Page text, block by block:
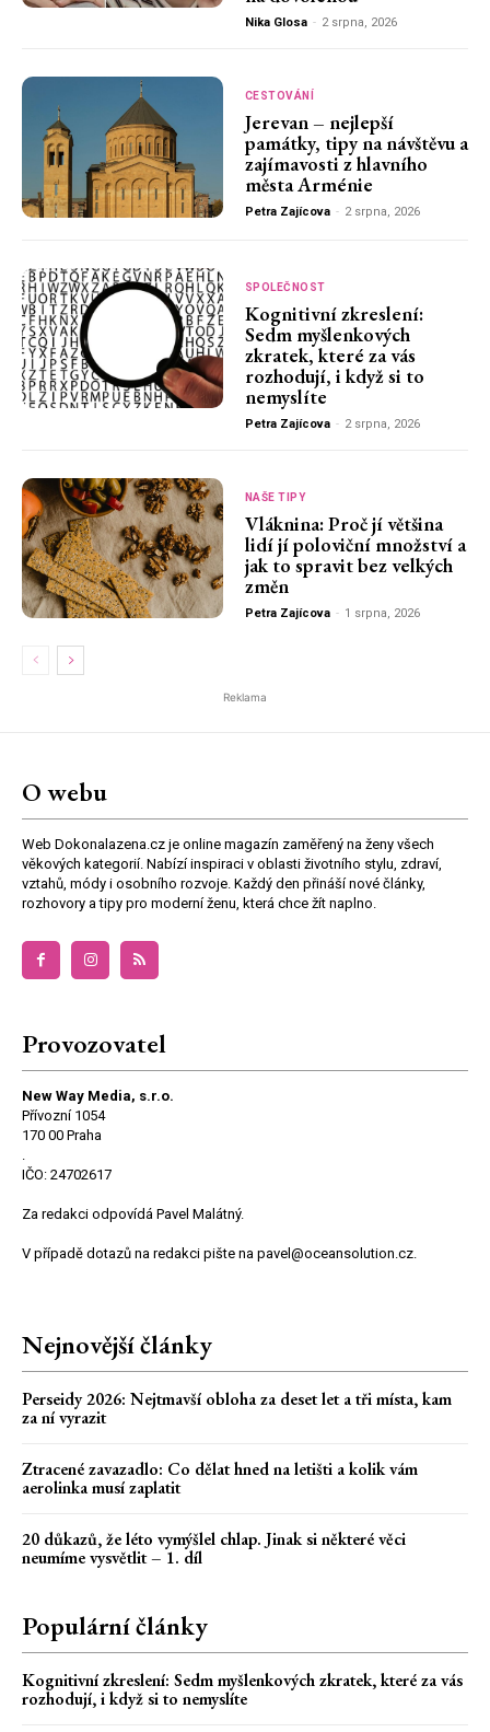
Nika Glosa - 2 srpna, 2026
CESTOVÁNÍ
Jerevan – nejlepší
památky, tipy na návštěvu a
zajímavosti z hlavního
města Arménie
Petra Zajícova - 2 srpna, 2026
SPOLEČNOST
Kognitivní zkreslení:
Sedm myšlenkových
zkratek, které za vás
rozhodují, i když si to
nemyslíte
Petra Zajícova - 2 srpna, 2026
NAŠE TIPY
Vláknina: Proč jí většina
lidí jí poloviční množství a
jak to spravit bez velkých
změn
Petra Zajícova - 1 srpna, 2026
Reklama
O webu
Web Dokonalazena.cz je online magazín zaměřený na ženy všech
věkových kategorií. Nabízí inspiraci v oblasti životního stylu, zdraví,
vztahů, módy i osobního rozvoje. Každý den přináší nové články,
rozhovory a tipy pro moderní ženu, která chce žít naplno.
Provozovatel
New Way Media, s.r.o.
Přívozní 1054
170 00 Praha
.
IČO: 24702617
Za redakci odpovídá Pavel Malátný.
V případě dotazů na redakci pište na pavel@oceansolution.cz.
Nejnovější články
Perseidy 2026: Nejtmavší obloha za deset let a tři místa, kam
za ní vyrazit
Ztracené zavazadlo: Co dělat hned na letišti a kolik vám
aerolinka musí zaplatit
20 důkazů, že léto vymýšlel chlap. Jinak si některé věci
neumíme vysvětlit – 1. díl
Populární články
Kognitivní zkreslení: Sedm myšlenkových zkratek, které za vás
rozhodují, i když si to nemyslíte